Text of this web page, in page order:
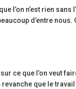
l’on n’est rien sans
d’entre nous.
ce que l’on veut
revanche que le